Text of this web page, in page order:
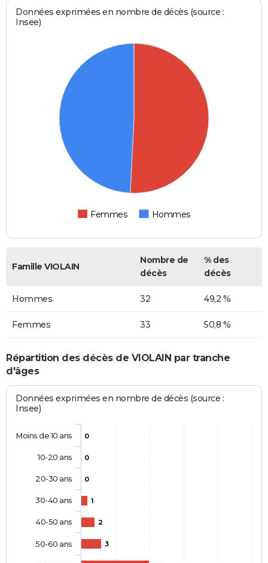
Données exprimées en nombre de décès (source :
Insee)
Femmes Hommes
Famille VIOLAIN
Nombre de
décès
% des
décès
Hommes 32 49,2 %
Femmes 33 50,8 %
Répartition des décès de VIOLAIN par tranche
d'âges
Données exprimées en nombre de décès (source :
Insee)
0
0
0
1
2
3
Moins de 10 ans
10-20 ans
20-30 ans
30-40 ans
40-50 ans
50-60 ans